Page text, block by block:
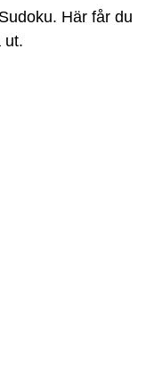
Här får du
ut.